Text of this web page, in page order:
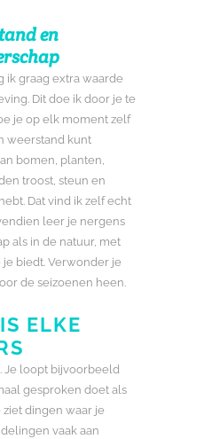
en
ik graag extra waarde
Dit doe ik door je te
je op elk moment zelf
weerstand kunt
bomen, planten,
troost, steun en
Dat vind ik zelf echt
leer je nergens
als in de natuur, met
biedt. Verwonder je
de seizoenen heen.
ELKE
Je loopt bijvoorbeeld
gesproken doet als
ziet dingen waar je
vaak aan